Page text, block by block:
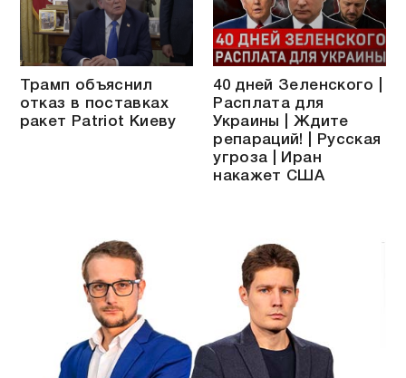
Трамп объяснил
отказ в поставках
ракет Patriot Киеву
40 дней Зеленского |
Расплата для
Украины | Ждите
репараций! | Русская
угроза | Иран
накажет США